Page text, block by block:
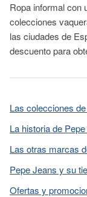
Ropa informal con
colecciones
las ciudades de
descuento para
Las colecciones
La historia de
Las otras marcas
Pepe Jeans y su
Ofertas y